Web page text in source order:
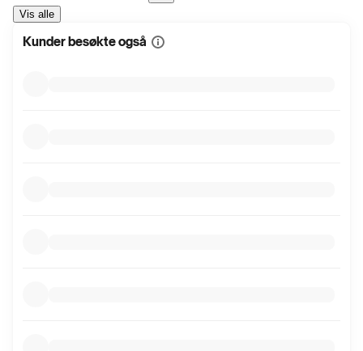
Vis alle
Kunder besøkte også Vis